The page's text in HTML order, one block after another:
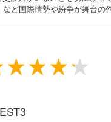
て依頼人は？ そこには日
792円 (税込)
交渉人（ネゴシエイター
米軍第七艦隊が展開する
した戦いである――。
など国際情勢や紛争が舞台の